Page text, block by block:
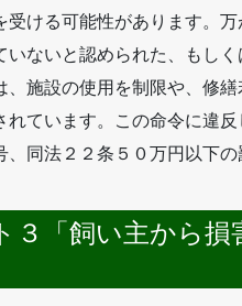
受ける可能性があります。
いないと認められた、もし
、施設の使用を制限や、修
れています。この命令に違
、同法２２条５０万円以下の
「飼い主から損